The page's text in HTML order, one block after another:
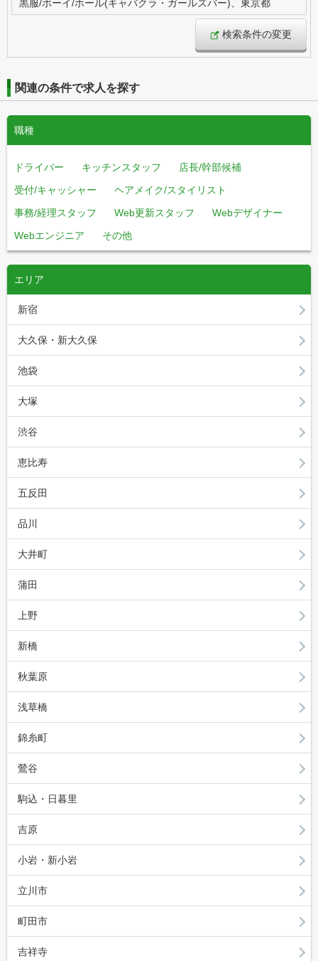
黒服/ボーイ/ホール(キャバクラ・ガールズバー)、東京都
検索条件の変更
関連の条件で求人を探す
職種
ドライバー キッチンスタッフ
店長/幹部候補
受付/キャッシャー
ヘアメイク/スタイリスト
事務/経理スタッフ
Web更新スタッフ
Webデザイナー
Webエンジニア
その他
エリア
新宿
大久保・新大久保
池袋
大塚
渋谷
恵比寿
五反田
品川
大井町
蒲田
上野
新橋
秋葉原
浅草橋
錦糸町
鶯谷
駒込・日暮里
吉原
小岩・新小岩
立川市
町田市
吉祥寺